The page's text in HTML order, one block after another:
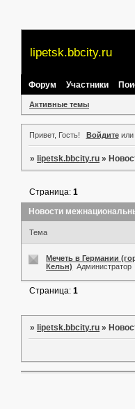
lipetsk.bbcity.ru
Форум Участники
Активные темы
Привет, Гость! Войдитеили
»lipetsk.bbcity.ru »
Новости
Страница:1
Тема
Мечеть в Германии
Кельн)
Администратор
Страница:1
»lipetsk.bbcity.ru »